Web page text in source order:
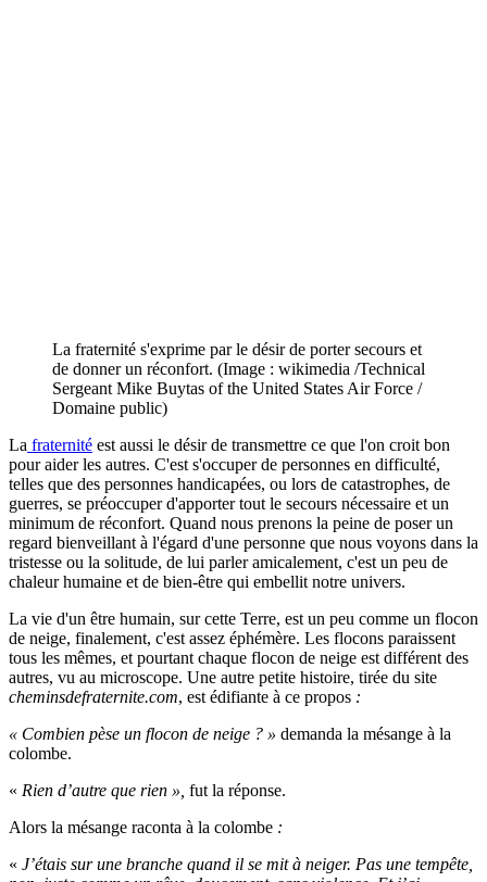
La fraternité s'exprime par le désir de porter secours et
de donner un réconfort. (Image : wikimedia /Technical
Sergeant Mike Buytas of the United States Air Force /
Domaine public)
La fraternité est aussi le désir de transmettre ce que l'on croit bon
pour aider les autres. C'est s'occuper de personnes en difficulté,
telles que des personnes handicapées, ou lors de catastrophes, de
guerres, se préoccuper d'apporter tout le secours nécessaire et un
minimum de réconfort. Quand nous prenons la peine de poser un
regard bienveillant à l'égard d'une personne que nous voyons dans la
tristesse ou la solitude, de lui parler amicalement, c'est un peu de
chaleur humaine et de bien-être qui embellit notre univers.
La vie d'un être humain, sur cette Terre, est un peu comme un flocon
de neige, finalement, c'est assez éphémère. Les flocons paraissent
tous les mêmes, et pourtant chaque flocon de neige est différent des
autres, vu au microscope. Une autre petite histoire, tirée du site
cheminsdefraternite.com, est édifiante à ce propos :
« Combien pèse un flocon de neige ? » demanda la mésange à la
colombe.
« Rien d’autre que rien », fut la réponse.
Alors la mésange raconta à la colombe :
« J’étais sur une branche quand il se mit à neiger. Pas une tempête,